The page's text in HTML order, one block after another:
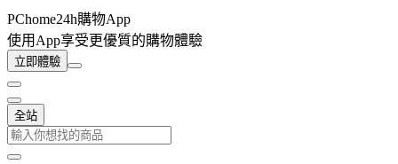
PChome24h購物App
使用App享受更優質的購物體驗
立即體驗
全站